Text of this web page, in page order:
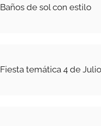
Baños de sol con estilo
Fiesta temática 4 de Julio